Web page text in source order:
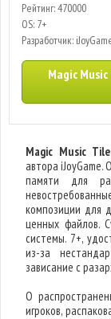
Рейтинг: 470000
OS: 7+
Разработчик:
Magic
Magic Music
автора
памяти для
композиции для
ценных файлов.
системы. 7+,
из-за
зависание с
О
игроков,